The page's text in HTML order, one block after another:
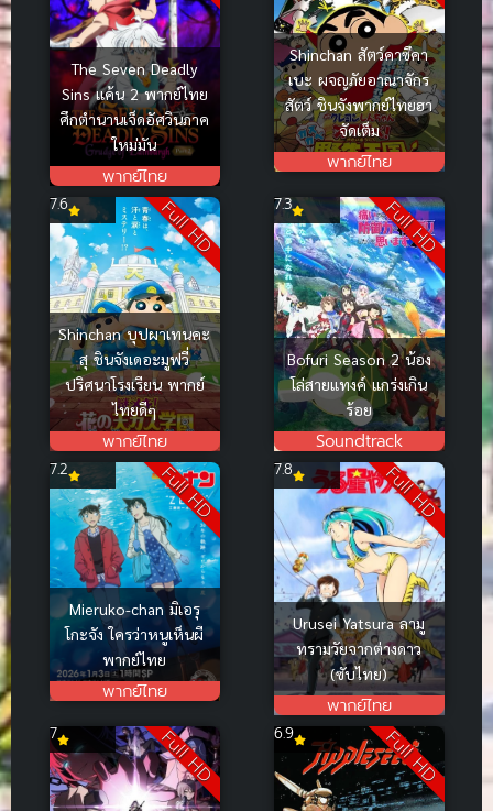
The Seven Deadly
Sins แค้น 2 พากย์ไทย
ศึกตำนานเจ็ดอัศวินภาค
ใหม่มัน
พากย์ไทย
Shinchan สัตว์คาซึคา
เบะ ผจญภัยอาณาจักร
สัตว์ ชินจังพากย์ไทยฮา
จัดเต็ม
พากย์ไทย
Full HD
Shinchan บุปผาเทนคะ
สุ ชินจังเดอะมูฟวี่
ปริศนาโรงเรียน พากย์
ไทยดีๆ
พากย์ไทย
7.6 Full HD
Bofuri Season 2 น้อง
โล่สายแทงค์ แกร่งเกิน
ร้อย
Soundtrack
7.3
Full HD
Mieruko-chan มิเอรุ
โกะจัง ใครว่าหนูเห็นผี
พากย์ไทย
พากย์ไทย
7.2 Full HD
Urusei Yatsura ลามู
ทรามวัยจากต่างดาว
(ซับไทย)
พากย์ไทย
7.8
Full HD
7 Full HD
6.9